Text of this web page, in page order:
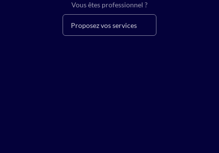
Vous êtes professionnel ?
Proposez vos services